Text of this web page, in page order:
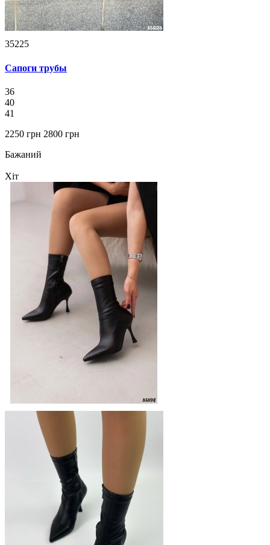
35225
Сапоги трубы
36
40
41
2250 грн 2800 грн
Бажаний
Хіт